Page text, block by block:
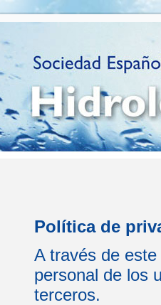
Política de
A través de
personal de los
terceros.